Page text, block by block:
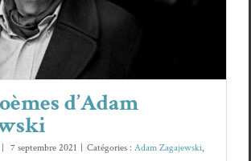
Adam Zagajewski Poèmes
d’Adam
7 septembre 2021 Catégories : Adam Zagajewski,